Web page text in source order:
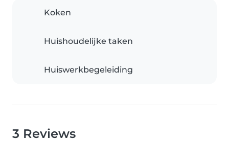
Koken
Huishoudelijke taken
Huiswerkbegeleiding
3 Reviews